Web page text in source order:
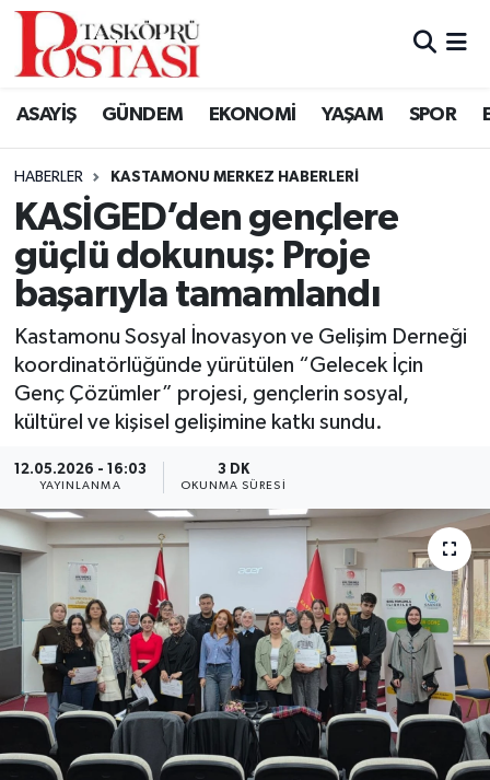
ASAYİŞ GÜNDEM EKONOMİ YAŞAM SPOR
HABERLER KASTAMONU MERKEZ HABERLERI
KASİGED’den gençlere
güçlü dokunuş: Proje
başarıyla tamamlandı
Kastamonu Sosyal İnovasyon ve Gelişim Derneği
koordinatörlüğünde yürütülen “Gelecek İçin
Genç Çözümler” projesi, gençlerin sosyal,
kültürel ve kişisel gelişimine katkı sundu.
12.05.2026 - 16:03
YAYINLANMA
3 DK
OKUNMA SÜRESI
Kastamonu Vefat Edenler
Ağlı Haberleri
Araç Haberleri
Azdavay Haberleri
Bozkurt Haberleri
Çatalzeytin Haberleri
Cide Haberleri
Daday Haberleri
Devrekani Haberleri
Doğanyurt Haberleri
Hanönü Haberleri
İhsangazi Haberleri